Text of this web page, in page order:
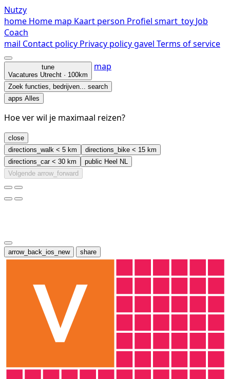
Nutzy
home Home map Kaart person Profiel smart_toy Job
Coach
mail Contact policy Privacy policygavel Terms of service
tune
Vacatures Utrecht · 100km
map
Zoek functies, bedrijven... search
apps Alles
Hoe ver wil je maximaal reizen?
close
directions_walk < 5 km directions_bike < 15 km
directions_car< 30 km public Heel NL
Volgende arrow_forward
arrow_back_ios_new share